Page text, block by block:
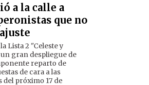
a la calle a
que no
Lista 2 "Celeste y
gran despliegue de
reparto de
de cara a las
próximo 17 de